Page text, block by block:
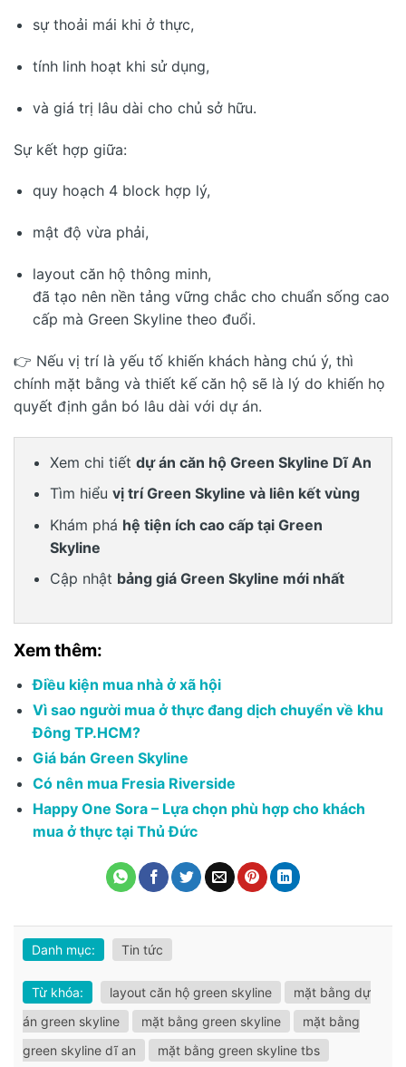
sự thoải mái khi ở thực,
tính linh hoạt khi sử dụng,
và giá trị lâu dài cho chủ sở hữu.
Sự kết hợp giữa:
quy hoạch 4 block hợp lý,
mật độ vừa phải,
layout căn hộ thông minh,
đã tạo nên nền tảng vững chắc cho chuẩn sống cao
cấp mà Green Skyline theo đuổi.
👉 Nếu vị trí là yếu tố khiến khách hàng chú ý, thì
chính mặt bằng và thiết kế căn hộ sẽ là lý do khiến họ
quyết định gắn bó lâu dài với dự án.
Xem chi tiết dự án căn hộ Green Skyline Dĩ An
Tìm hiểu vị trí Green Skyline và liên kết vùng
Khám phá hệ tiện ích cao cấp tại Green
Skyline
Cập nhật bảng giá Green Skyline mới nhất
Xem thêm:
Điều kiện mua nhà ở xã hội
Vì sao người mua ở thực đang dịch chuyển về khu
Đông TP.HCM?
Giá bán Green Skyline
Có nên mua Fresia Riverside
Happy One Sora – Lựa chọn phù hợp cho khách
mua ở thực tại Thủ Đức
Danh mục: Tin tức
Từ khóa: layout căn hộ green skyline
mặt bằng dự
án green skyline
mặt bằng green skyline
mặt bằng
green skyline dĩ an
mặt bằng green skyline tbs